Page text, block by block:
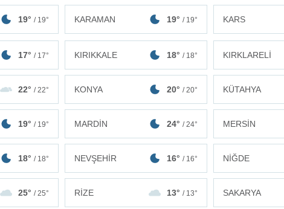
19° / 19° KARAMAN 19° / 19° KARS
17° / 17° KIRIKKALE 18° / 18° KIRKLARELİ
22° / 22° KONYA 20° / 20° KÜTAHYA
19° / 19° MARDİN 24° / 24° MERSİN
18° / 18° NEVŞEHİR 16° / 16° NİĞDE
25° / 25° RİZE 13° / 13° SAKARYA